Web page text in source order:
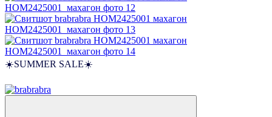
☀️SUMMER SALE☀️